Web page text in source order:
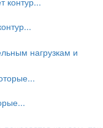
нагрузкам и